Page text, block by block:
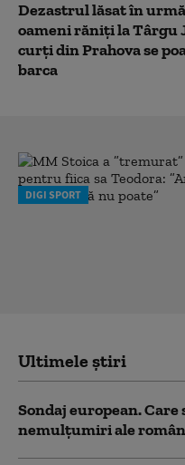
Dezastrul lăsat în
oameni răniți la Târgu
curți din Prahova se
barca
DIGI SPORT
Ultimele știri
Sondaj european.
nemulțumiri ale